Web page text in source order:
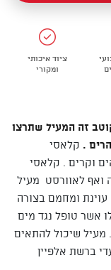
ציוד איכותי
ומקורי
זה המעיל שתרצו
. קלאסי
וקרים . קלאסי
מטר ומעלה ואף לאוורסט מעיל
ומחמם בצורה
אשר טופל נגד מים
ולחות, רמת הפוך במעיל היא 800FP. מעיל שיכול להתאים
. בלעדי ברשת אלפיין